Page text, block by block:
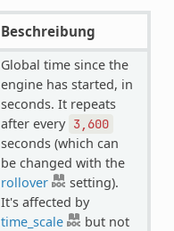
Beschreibung
Global time since the
engine has started, in
seconds. It repeats
after every 3,600
seconds (which can
be changed with the
rollover
setting).
It's affected by
time_scale
but not